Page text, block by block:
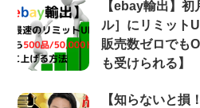
【ebay輸出】
ル］にリミット
販売数ゼロでも
も受けられる】
【知らないと損